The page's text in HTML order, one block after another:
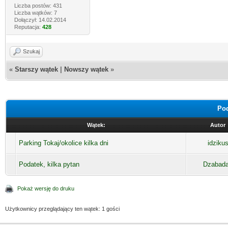
Liczba postów: 431
Liczba wątków: 7
Dołączył: 14.02.2014
Reputacja: 428
Szukaj
« Starszy wątek Nowszy wątek »
Wątek: Autor
Parking Tokaj/okolice kilka dni idzikus
Podatek, kilka pytan
Pokaż wersję do druku
Użytkownicy przeglądający ten wątek: 1 gości